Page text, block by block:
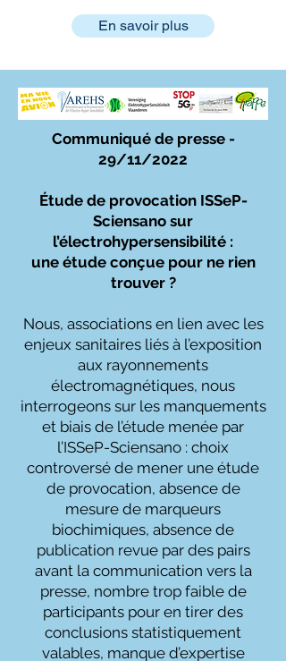
En savoir plus
Communiqué de presse -
29/11/2022
Étude de provocation ISSeP-
Sciensano sur
l’électrohypersensibilité :
une étude conçue pour ne rien
trouver ?
Nous, associations en lien avec les
enjeux sanitaires liés à l’exposition
aux rayonnements
électromagnétiques, nous
interrogeons sur les manquements
et biais de l’étude menée par
l’ISSeP-Sciensano : choix
controversé de mener une étude
de provocation, absence de
mesure de marqueurs
biochimiques, absence de
publication revue par des pairs
avant la communication vers la
presse, nombre trop faible de
participants pour en tirer des
conclusions statistiquement
valables, manque d’expertise